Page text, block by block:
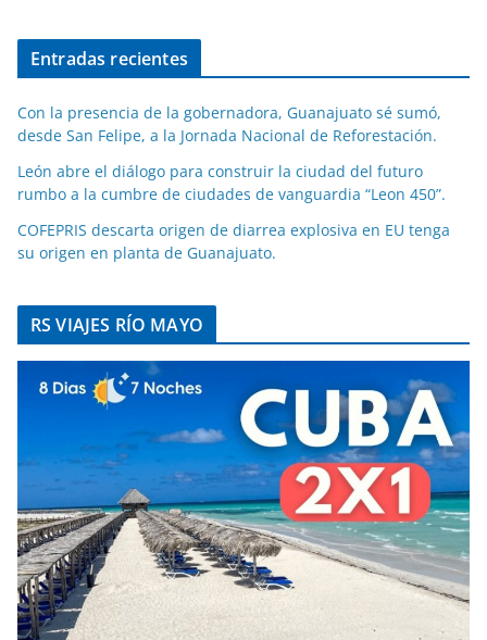
Entradas recientes
Con la presencia de la gobernadora, Guanajuato sé sumó,
desde San Felipe, a la Jornada Nacional de Reforestación.
León abre el diálogo para construir la ciudad del futuro
rumbo a la cumbre de ciudades de vanguardia “Leon 450”.
COFEPRIS descarta origen de diarrea explosiva en EU tenga
su origen en planta de Guanajuato.
RS VIAJES RÍO MAYO